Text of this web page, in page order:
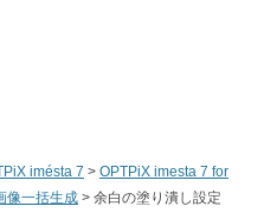
imésta 7 > OPTPiX imesta 7 for
像一括生成 > 余白の塗り潰し設定